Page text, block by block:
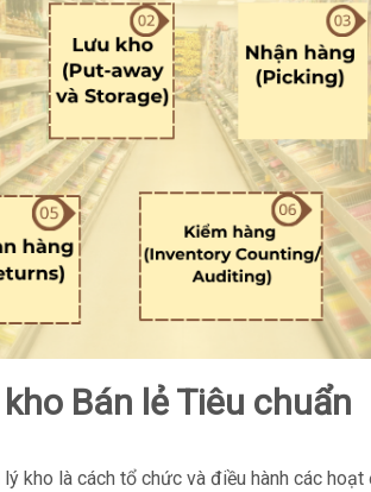
Bán lẻ Tiêu chuẩn
kho là cách tổ chức và điều hành các